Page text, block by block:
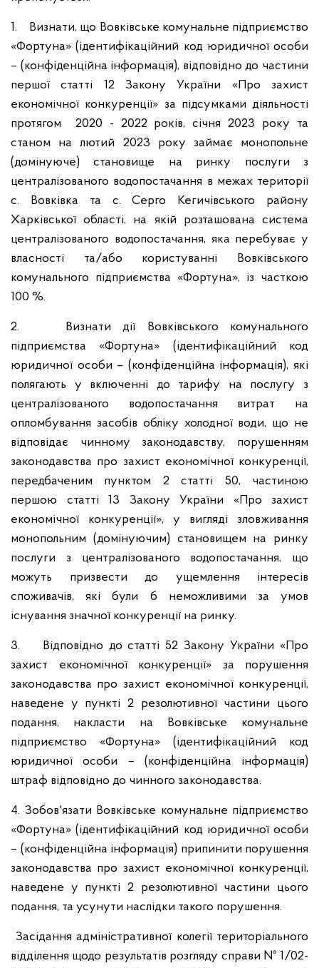
1. Визнати, що Вовківське комунальне підприємство
«Фортуна» (ідентифікаційний код юридичної особи
– (конфіденційна інформація), відповідно до частини
першої статті 12 Закону України «Про захист
економічної конкуренції» за підсумками діяльності
протягом 2020 - 2022 років, січня 2023 року та
станом на лютий 2023 року займає монопольне
(домінуюче) становище на ринку послуги з
централізованого водопостачання в межах території
с. Вовківка та с. Серго Кегичівського району
Харківської області, на якій розташована система
централізованого водопостачання, яка перебуває у
власності та/або користуванні Вовківського
комунального підприємства «Фортуна», із часткою
100 %.
2. Визнати дії Вовківського комунального
підприємства «Фортуна» (ідентифікаційний код
юридичної особи – (конфіденційна інформація), які
полягають у включенні до тарифу на послугу з
централізованого водопостачання витрат на
опломбування засобів обліку холодної води, що не
відповідає чинному законодавству, порушенням
законодавства про захист економічної конкуренції,
передбаченим пунктом 2 статті 50, частиною
першою статті 13 Закону України «Про захист
економічної конкуренції», у вигляді зловживання
монопольним (домінуючим) становищем на ринку
послуги з централізованого водопостачання, що
можуть призвести до ущемлення інтересів
споживачів, які були б неможливими за умов
існування значної конкуренції на ринку.
3. Відповідно до статті 52 Закону України «Про
захист економічної конкуренції» за порушення
законодавства про захист економічної конкуренції,
наведене у пункті 2 резолютивної частини цього
подання, накласти на Вовківське комунальне
підприємство «Фортуна» (ідентифікаційний код
юридичної особи – (конфіденційна інформація)
штраф відповідно до чинного законодавства.
4. Зобов'язати Вовківське комунальне підприємство
«Фортуна» (ідентифікаційний код юридичної особи
– (конфіденційна інформація) припинити порушення
законодавства про захист економічної конкуренції,
наведене у пункті 2 резолютивної частини цього
подання, та усунути наслідки такого порушення.
Засідання адміністративної колегії територіального
відділення щодо результатів розгляду справи № 1/02-